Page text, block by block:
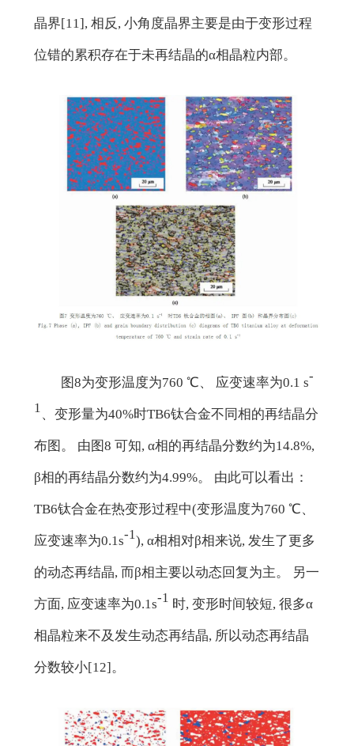
晶界[11], 相反, 小角度晶界主要是由于变形过程
位错的累积存在于未再结晶的α相晶粒内部。
图8为变形温度为760 ℃、 应变速率为0.1 s-
1 、变形量为40%时TB6钛合金不同相的再结晶分
布图。 由图8 可知, α相的再结晶分数约为14.8%,
β相的再结晶分数约为4.99%。 由此可以看出：
TB6钛合金在热变形过程中(变形温度为760 ℃、
应变速率为0.1s-1), α相相对β相来说, 发生了更多
的动态再结晶, 而β相主要以动态回复为主。 另一
方面, 应变速率为0.1s-1 时, 变形时间较短, 很多α
相晶粒来不及发生动态再结晶, 所以动态再结晶
分数较小[12]。